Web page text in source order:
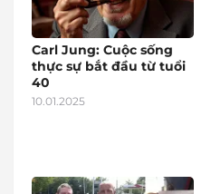
Carl Jung: Cuộc sống
thực sự bắt đầu từ tuổi
40
10.01.2025